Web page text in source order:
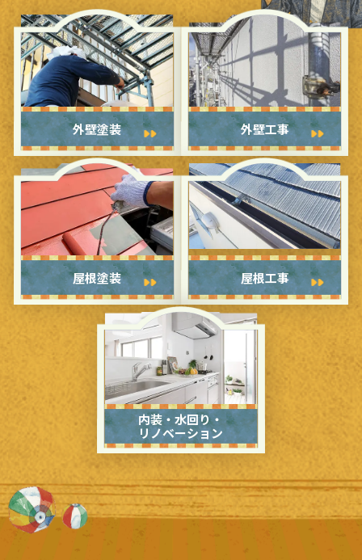
外壁塗装 外壁工事
屋根塗装 屋根工事
内装・水回り・
リノベーション